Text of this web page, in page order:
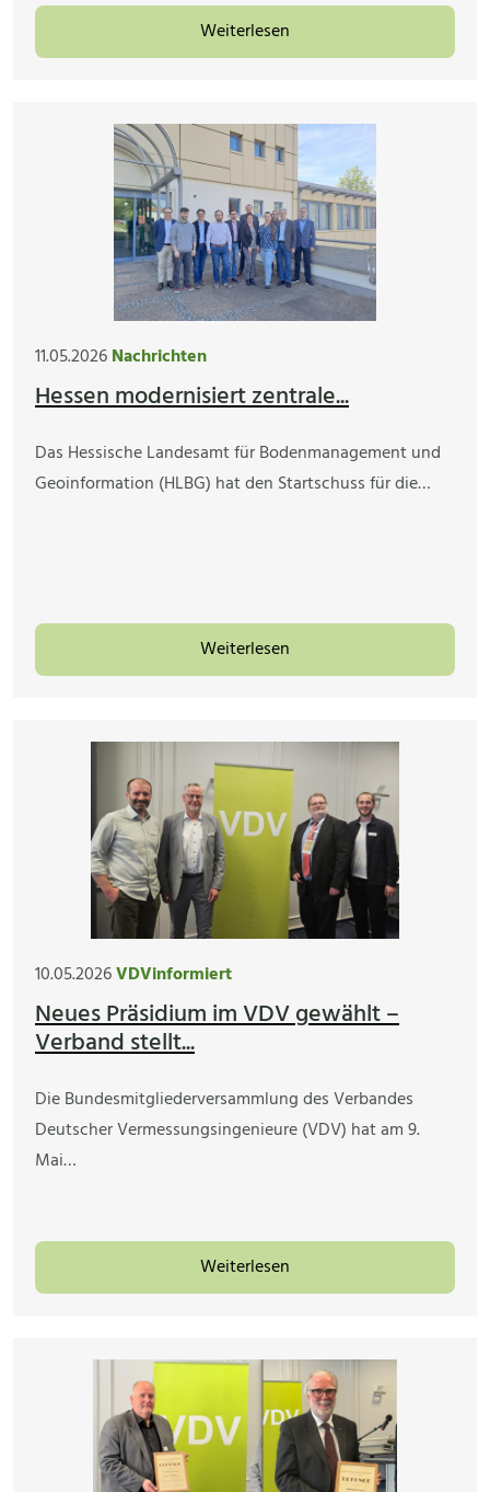
Weiterlesen
11.05.2026Nachrichten
Hessen modernisiert zentrale...
Das Hessische Landesamt für Bodenmanagement und
Geoinformation (HLBG) hat den Startschuss für die…
Weiterlesen
10.05.2026VDVinformiert
Neues Präsidium im VDV gewählt –
Verband stellt...
Die Bundesmitgliederversammlung des Verbandes
Deutscher Vermessungsingenieure (VDV) hat am 9.
Mai…
Weiterlesen